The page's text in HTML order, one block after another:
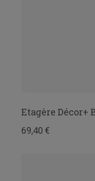
Etagère Décor+
69,40 €